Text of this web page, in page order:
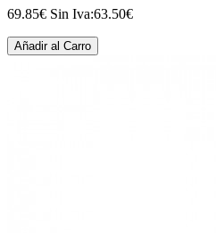
69.85€ Sin Iva:63.50€
Añadir al Carro